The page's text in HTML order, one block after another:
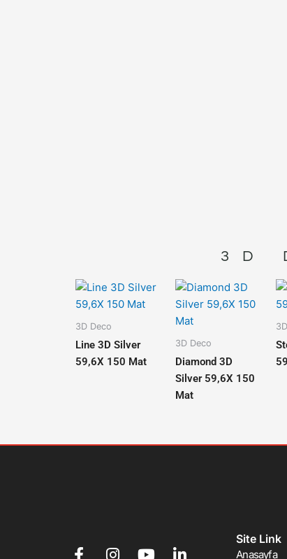
3D
3D Deco
Line 3D Silver
59,6X 150 Mat
3D Deco
Diamond 3D
Silver 59,6X 150
Mat
F I Y L
Site Link
Anasayfa